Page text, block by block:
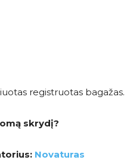
registruotas bagažas.
skrydį?
Novaturas